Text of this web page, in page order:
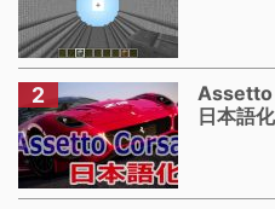
Assetto
日本語